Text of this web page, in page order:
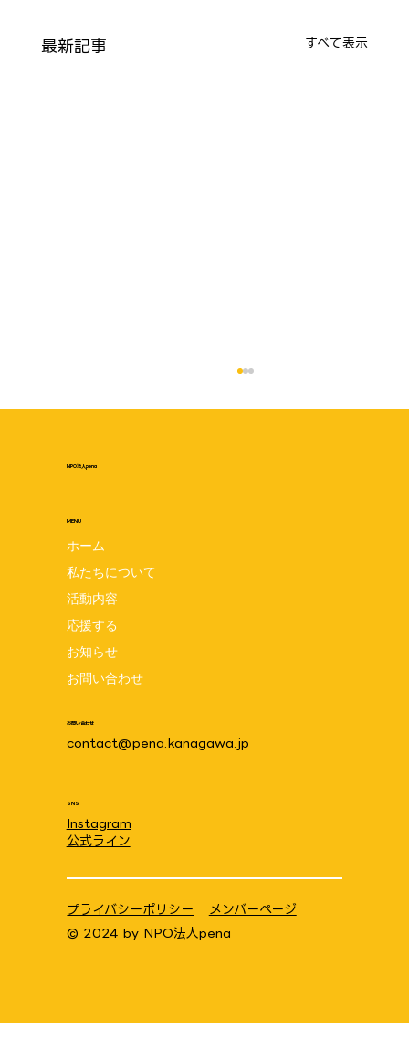
最新記事 すべて表示
pena設立5周年記念交流会 7月24日は
penaの誕生日☆みんなでお祝いしましょ
う♪ 8月1日(土)10:00~11:30 場所:笠間
地域ケアプラザ
NPO法人pena
MENU
ホーム
私たちについて
活動内容
応援する
お知らせ
お問い合わせ
お問い合わせ
contact@pena.kanagawa.jp
SNS
Instagram
公式ライン
© 2024 by NPO法人pena
プライバシーポリシー メンバーページ